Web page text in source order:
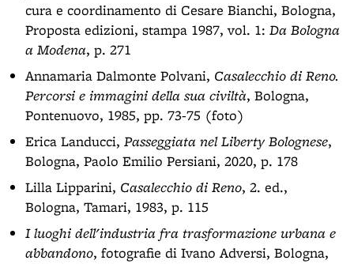
cura e coordinamento di Cesare Bianchi, Bologna,
Proposta edizioni, stampa 1987, vol. 1: Da Bologna
a Modena, p. 271
Annamaria Dalmonte Polvani, Casalecchio di Reno.
Percorsi e immagini della sua civiltà, Bologna,
Pontenuovo, 1985, pp. 73-75 (foto)
Erica Landucci, Passeggiata nel Liberty Bolognese,
Bologna, Paolo Emilio Persiani, 2020, p. 178
Lilla Lipparini, Casalecchio di Reno, 2. ed.,
Bologna, Tamari, 1983, p. 115
I luoghi dell'industria fra trasformazione urbana e
abbandono, fotografie di Ivano Adversi, Bologna,